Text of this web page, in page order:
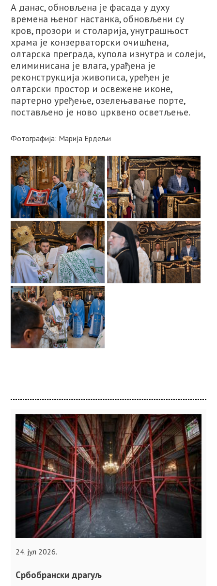
А данас, обновљена је фасада у духу
времена њеног настанка, обновљени су
кров, прозори и столарија, унутрашњост
храма је конзерваторски очишћена,
олтарска преграда, купола изнутра и солеји,
елиминисана је влага, урађена је
реконструкција живописа, уређен је
олтарски простор и освежене иконе,
партерно уређење, озелењавање порте,
постављено је ново црквено осветљење.
Фотографија: Марија Ердељи
24. јул 2026.
Србобрански драгуљ